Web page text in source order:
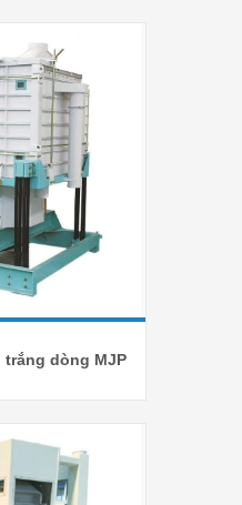
trắng dòng MJP